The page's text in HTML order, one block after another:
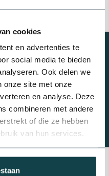
cookies
en advertenties te
social media te bieden
Ook delen we
onze site met onze
en analyse. Deze
combineren met andere
of die ze hebben
van hun services.
€4,21
€21,47
Beregeningsplan?